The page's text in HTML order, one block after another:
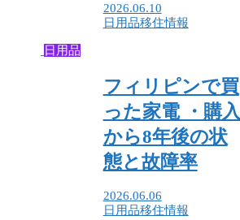
2026.06.10
日用品移住情報
日用品
フィリピンで買
った家電 ・購入
から8年後の状
態と故障率
2026.06.06
日用品移住情報